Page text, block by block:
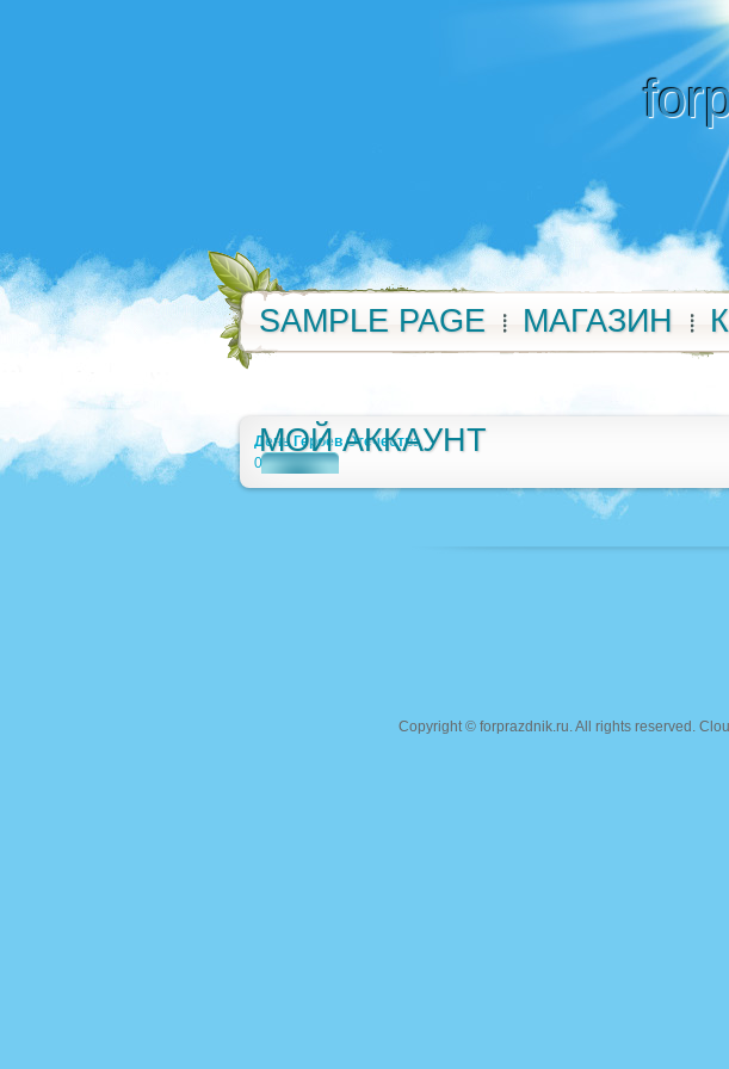
SAMPLE PAGE МАГАЗИН
МОЙ АККАУНТ
День Героев Отечества
0
Copyright © forprazdnik.ru. All rights reserved.